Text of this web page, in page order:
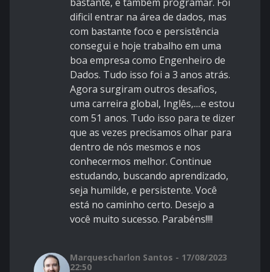
dificil entrar na área de dados, mas
com bastante foco e persistência
consegui e hoje trabalho em uma
boa empresa como Engenheiro de
Dados. Tudo isso foi a 3 anos atrás.
Agora surgiram outros desafios,
uma carreira global, Inglês,....e estou
com 51 anos. Tudo isso para te dizer
que as vezes precisamos olhar para
dentro de nós mesmos e nos
conhecermos melhor. Continue
estudando, buscando aprendizado,
seja humilde, e persistente. Você
está no caminho certo. Desejo a
você muito sucesso. Parabéns!!!!
Marquescharlon Santos - 17/08/2023
22:50